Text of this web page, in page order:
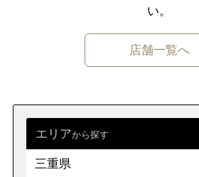
エリアから探す
三重県
山梨県 長野県
愛知県
兵庫県
中国
い。
店舗一覧へ